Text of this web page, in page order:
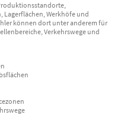
Lagerflächen, Werkhöfe und
können dort unter anderem für
Verkehrswege und